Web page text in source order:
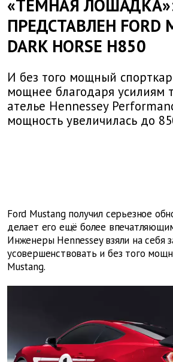
«ТЕМНАЯ
ПРЕДСТАВЛЕН FORD
DARK HORSE H850
И без того мощный
мощнее благодаря усилиям
ателье Hennessey
мощность увеличилась до
Ford Mustang получил серьезное
делает его ещё более
Инженеры Hennessey взяли на себя
усовершенствовать и без того
Mustang.